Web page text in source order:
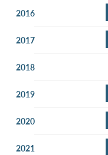
2016
2017
2018
2019
2020
2021